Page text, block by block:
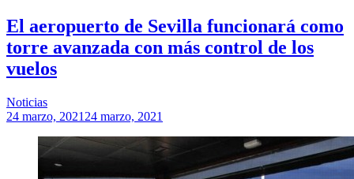
El aeropuerto de Sevilla funcionará como
torre avanzada con más control de los
vuelos
Noticias
24 marzo, 2021 24 marzo, 2021